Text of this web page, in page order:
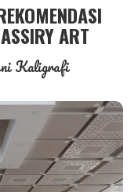
ART
Kaligrafi